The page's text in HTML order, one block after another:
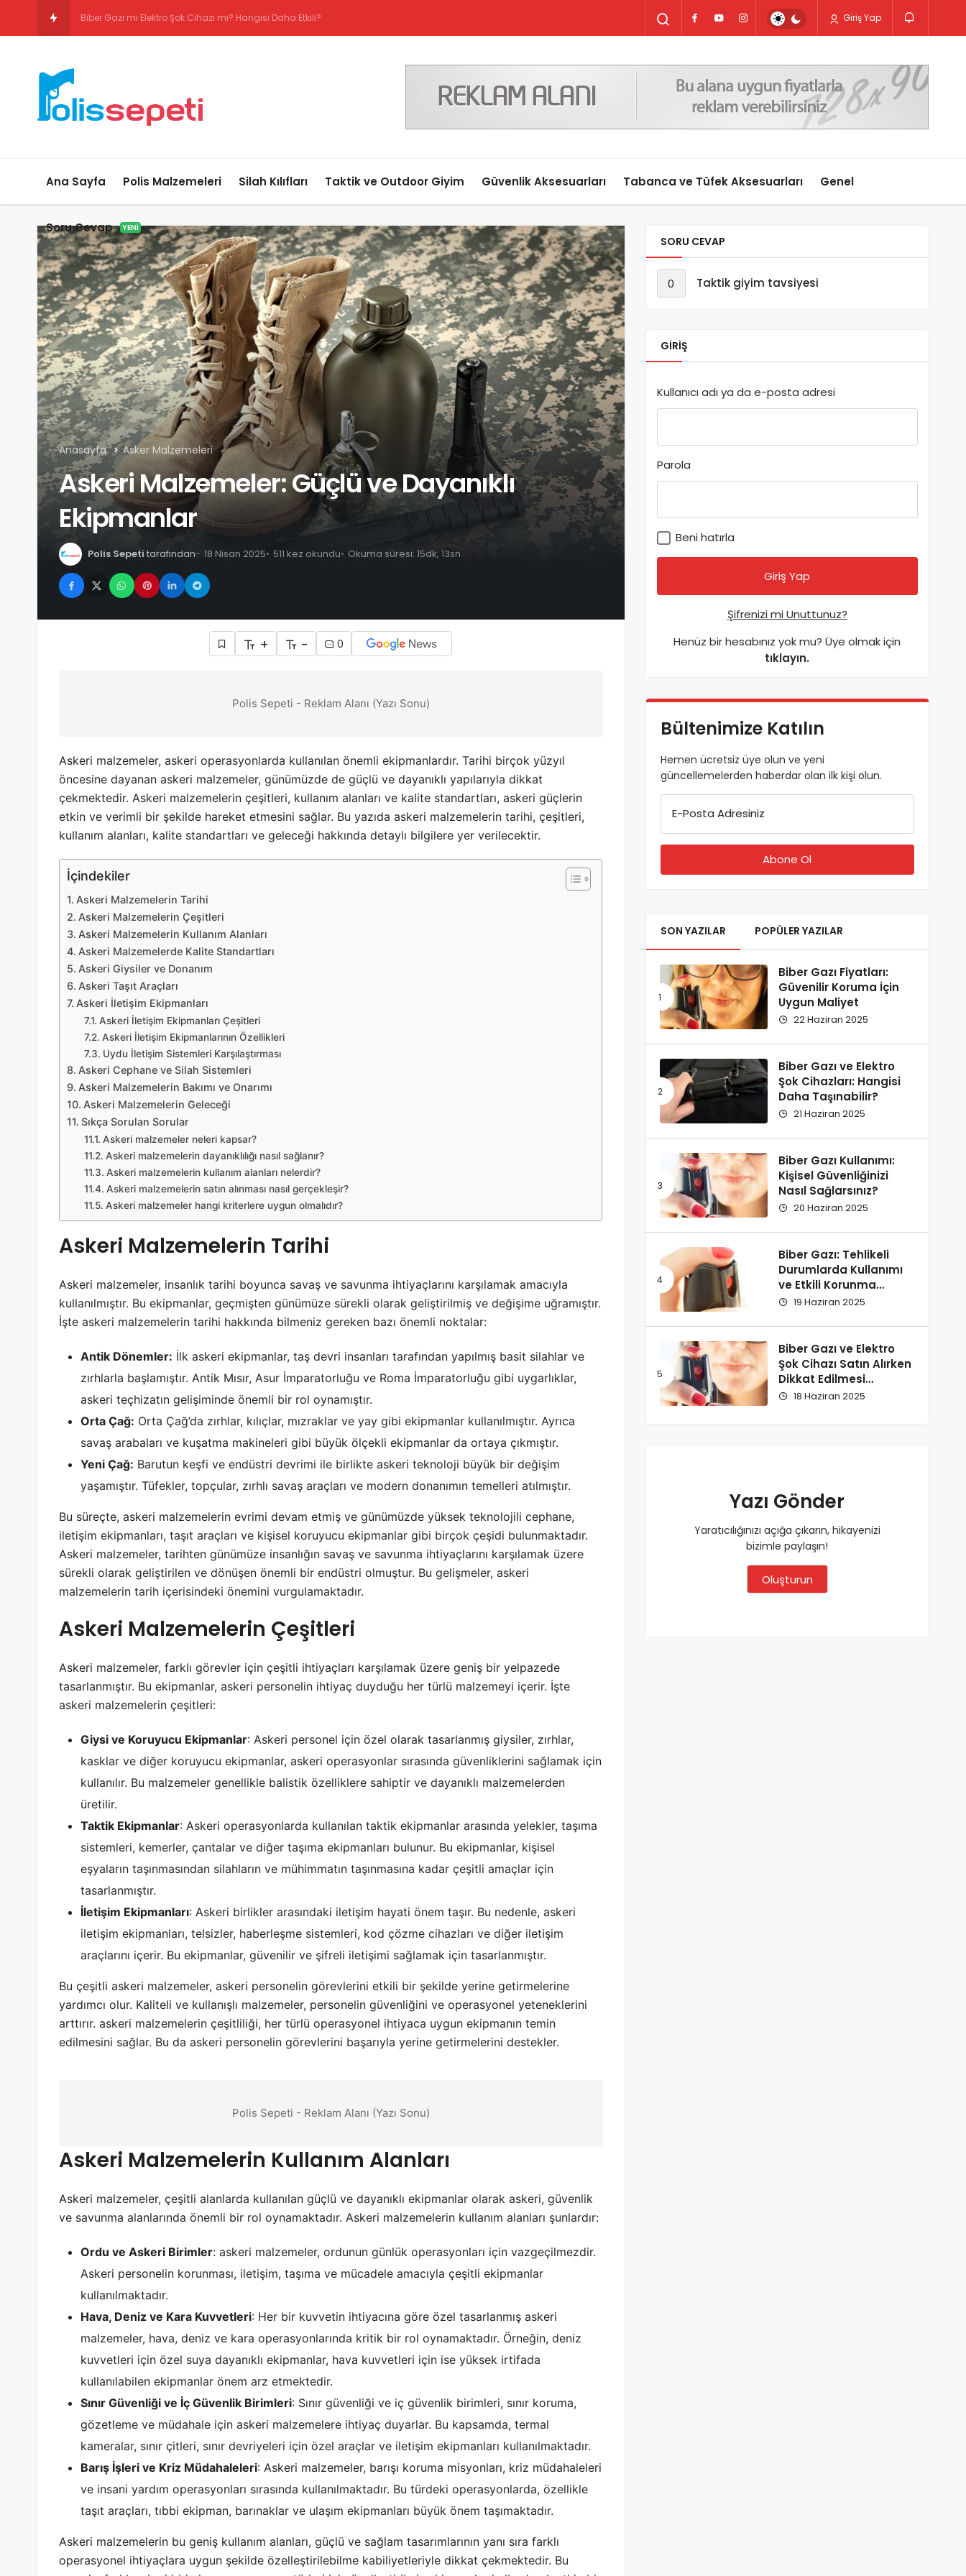
Biber Gazı mı Elektro Şok Cihaz Giriş Yap
Ana Sayfa Polis Malzemeleri Silah Kılıfları Taktik ve Outdoor Giyim Güvenlik Aksesuarları Tabanca ve Tüfek Aksesuarları Genel
Soru Cevap YENI
Anasayfa Asker Malzemeleri
Askeri Malzemeler: Güçlü ve Dayanıklı
Ekipmanlar
Polis Sepeti tarafından 18 Nisan 2025 511 kez okundu Okuma süresi: 15dk, 13sn
+ - 0
Polis Sepeti - Reklam Alanı (Yazı Sonu)
Askeri malzemeler, askeri operasyonlarda kullanılan önemli ekipmanlardır. Tarihi birçok yüzyıl
öncesine dayanan askeri malzemeler, günümüzde de güçlü ve dayanıklı yapılarıyla dikkat
çekmektedir. Askeri malzemelerin çeşitleri, kullanım alanları ve kalite standartları, askeri güçlerin
etkin ve verimli bir şekilde hareket etmesini sağlar. Bu yazıda askeri malzemelerin tarihi, çeşitleri,
kullanım alanları, kalite standartları ve geleceği hakkında detaylı bilgilere yer verilecektir.
İçindekiler
Askeri Malzemelerin Tarihi
Askeri Malzemelerin Çeşitleri
Askeri Malzemelerin Kullanım Alanları
Askeri Malzemelerde Kalite Standartları
Askeri Giysiler ve Donanım
Askeri Taşıt Araçları
Askeri İletişim Ekipmanları
Askeri İletişim Ekipmanları Çeşitleri
Askeri İletişim Ekipmanlarının Özellikleri
Uydu İletişim Sistemleri Karşılaştırması
Askeri Cephane ve Silah Sistemleri
Askeri Malzemelerin Bakımı ve Onarımı
Askeri Malzemelerin Geleceği
Sıkça Sorulan Sorular
Askeri malzemeler neleri kapsar?
Askeri malzemelerin dayanıklılığı nasıl sağlanır?
Askeri malzemelerin kullanım alanları nelerdir?
Askeri malzemelerin satın alınması nasıl gerçekleşir?
Askeri malzemeler hangi kriterlere uygun olmalıdır?
Askeri Malzemelerin Tarihi
Askeri malzemeler, insanlık tarihi boyunca savaş ve savunma ihtiyaçlarını karşılamak amacıyla
kullanılmıştır. Bu ekipmanlar, geçmişten günümüze sürekli olarak geliştirilmiş ve değişime uğramıştır.
İşte askeri malzemelerin tarihi hakkında bilmeniz gereken bazı önemli noktalar:
Antik Dönemler: İlk askeri ekipmanlar, taş devri insanları tarafından yapılmış basit silahlar ve
zırhlarla başlamıştır. Antik Mısır, Asur İmparatorluğu ve Roma İmparatorluğu gibi uygarlıklar,
askeri teçhizatın gelişiminde önemli bir rol oynamıştır.
Orta Çağ: Orta Çağ’da zırhlar, kılıçlar, mızraklar ve yay gibi ekipmanlar kullanılmıştır. Ayrıca
savaş arabaları ve kuşatma makineleri gibi büyük ölçekli ekipmanlar da ortaya çıkmıştır.
Yeni Çağ: Barutun keşfi ve endüstri devrimi ile birlikte askeri teknoloji büyük bir değişim
yaşamıştır. Tüfekler, topçular, zırhlı savaş araçları ve modern donanımın temelleri atılmıştır.
Bu süreçte, askeri malzemelerin evrimi devam etmiş ve günümüzde yüksek teknolojili cephane,
iletişim ekipmanları, taşıt araçları ve kişisel koruyucu ekipmanlar gibi birçok çeşidi bulunmaktadır.
Askeri malzemeler, tarihten günümüze insanlığın savaş ve savunma ihtiyaçlarını karşılamak üzere
sürekli olarak geliştirilen ve dönüşen önemli bir endüstri olmuştur. Bu gelişmeler, askeri
malzemelerin tarih içerisindeki önemini vurgulamaktadır.
Askeri Malzemelerin Çeşitleri
Askeri malzemeler, farklı görevler için çeşitli ihtiyaçları karşılamak üzere geniş bir yelpazede
tasarlanmıştır. Bu ekipmanlar, askeri personelin ihtiyaç duyduğu her türlü malzemeyi içerir. İşte
askeri malzemelerin çeşitleri:
Giysi ve Koruyucu Ekipmanlar: Askeri personel için özel olarak tasarlanmış giysiler, zırhlar,
kasklar ve diğer koruyucu ekipmanlar, askeri operasyonlar sırasında güvenliklerini sağlamak için
kullanılır. Bu malzemeler genellikle balistik özelliklere sahiptir ve dayanıklı malzemelerden
üretilir.
Taktik Ekipmanlar: Askeri operasyonlarda kullanılan taktik ekipmanlar arasında yelekler, taşıma
sistemleri, kemerler, çantalar ve diğer taşıma ekipmanları bulunur. Bu ekipmanlar, kişisel
eşyaların taşınmasından silahların ve mühimmatın taşınmasına kadar çeşitli amaçlar için
tasarlanmıştır.
İletişim Ekipmanları: Askeri birlikler arasındaki iletişim hayati önem taşır. Bu nedenle, askeri
iletişim ekipmanları, telsizler, haberleşme sistemleri, kod çözme cihazları ve diğer iletişim
araçlarını içerir. Bu ekipmanlar, güvenilir ve şifreli iletişimi sağlamak için tasarlanmıştır.
Bu çeşitli askeri malzemeler, askeri personelin görevlerini etkili bir şekilde yerine getirmelerine
yardımcı olur. Kaliteli ve kullanışlı malzemeler, personelin güvenliğini ve operasyonel yeteneklerini
arttırır. askeri malzemelerin çeşitliliği, her türlü operasyonel ihtiyaca uygun ekipmanın temin
edilmesini sağlar. Bu da askeri personelin görevlerini başarıyla yerine getirmelerini destekler.
Polis Sepeti - Reklam Alanı (Yazı Sonu)
Askeri Malzemelerin Kullanım Alanları
Askeri malzemeler, çeşitli alanlarda kullanılan güçlü ve dayanıklı ekipmanlar olarak askeri, güvenlik
ve savunma alanlarında önemli bir rol oynamaktadır. Askeri malzemelerin kullanım alanları şunlardır:
Ordu ve Askeri Birimler: askeri malzemeler, ordunun günlük operasyonları için vazgeçilmezdir.
Askeri personelin korunması, iletişim, taşıma ve mücadele amacıyla çeşitli ekipmanlar
kullanılmaktadır.
Hava, Deniz ve Kara Kuvvetleri: Her bir kuvvetin ihtiyacına göre özel tasarlanmış askeri
malzemeler, hava, deniz ve kara operasyonlarında kritik bir rol oynamaktadır. Örneğin, deniz
kuvvetleri için özel suya dayanıklı ekipmanlar, hava kuvvetleri için ise yüksek irtifada
kullanılabilen ekipmanlar önem arz etmektedir.
Sınır Güvenliği ve İç Güvenlik Birimleri: Sınır güvenliği ve iç güvenlik birimleri, sınır koruma,
gözetleme ve müdahale için askeri malzemelere ihtiyaç duyarlar. Bu kapsamda, termal
kameralar, sınır çitleri, sınır devriyeleri için özel araçlar ve iletişim ekipmanları kullanılmaktadır.
Barış İşleri ve Kriz Müdahaleleri: Askeri malzemeler, barışı koruma misyonları, kriz müdahaleleri
ve insani yardım operasyonları sırasında kullanılmaktadır. Bu türdeki operasyonlarda, özellikle
taşıt araçları, tıbbi ekipman, barınaklar ve ulaşım ekipmanları büyük önem taşımaktadır.
Askeri malzemelerin bu geniş kullanım alanları, güçlü ve sağlam tasarımlarının yanı sıra farklı
operasyonel ihtiyaçlara uygun şekilde özelleştirilebilme kabiliyetleriyle dikkat çekmektedir. Bu
SORU CEVAP
0 Taktik giyim tavsiyesi
GIRIŞ
Kullanıcı adı ya da e-posta adresi
Parola
Beni hatırla
Şifrenizi mi Unuttunuz?
Henüz bir hesabınız yok mu? Üye olmak için
tıklayın.
Bültenimize Katılın
Hemen ücretsiz üye olun ve yeni
güncellemelerden haberdar olan ilk kişi olun.
E-Posta Adresiniz
SON YAZILAR POPÜLER YAZILAR
Biber Gazı Fiyatları:
Güvenilir Koruma İçin
Uygun Maliyet
22 Haziran 2025
Biber Gazı ve Elektro
Şok Cihazları: Hangisi
Daha Taşınabilir?
21 Haziran 2025
Biber Gazı Kullanımı:
Kişisel Güvenliğinizi
Nasıl Sağlarsınız?
20 Haziran 2025
Biber Gazı: Tehlikeli
Durumlarda Kullanımı
ve Etkili Korunma
Yöntemi
19 Haziran 2025
Biber Gazı ve Elektro
Şok Cihazı Satın Alırken
Dikkat Edilmesi
Gerekenler
18 Haziran 2025
Yazı Gönder
Yaratıcılığınızı açığa çıkarın, hikayenizi
bizimle paylaşın!
Oluşturun